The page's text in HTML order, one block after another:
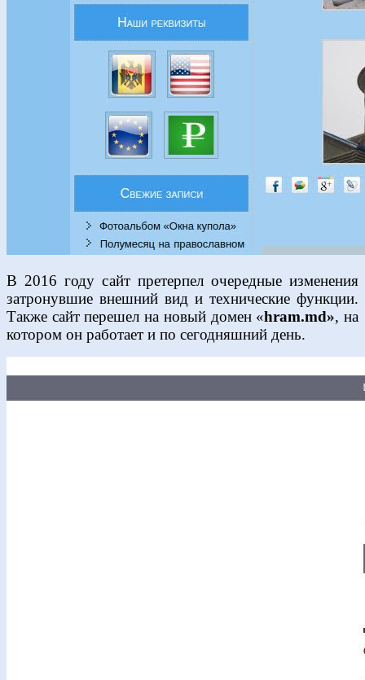
В 2016 году сайт претерпел очередные изменения
затронувшие внешний вид и технические функции.
Также сайт перешел на новый домен «hram.md», на
котором он работает и по сегодняшний день.